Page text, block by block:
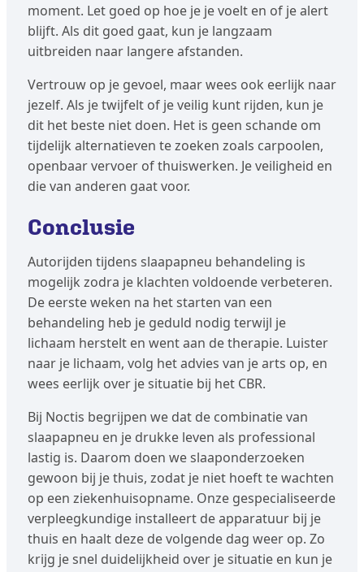
moment. Let goed op hoe je je voelt en of je alert
blijft. Als dit goed gaat, kun je langzaam
uitbreiden naar langere afstanden.
Vertrouw op je gevoel, maar wees ook eerlijk naar
jezelf. Als je twijfelt of je veilig kunt rijden, kun je
dit het beste niet doen. Het is geen schande om
tijdelijk alternatieven te zoeken zoals carpoolen,
openbaar vervoer of thuiswerken. Je veiligheid en
die van anderen gaat voor.
Conclusie
Autorijden tijdens slaapapneu behandeling is
mogelijk zodra je klachten voldoende verbeteren.
De eerste weken na het starten van een
behandeling heb je geduld nodig terwijl je
lichaam herstelt en went aan de therapie. Luister
naar je lichaam, volg het advies van je arts op, en
wees eerlijk over je situatie bij het CBR.
Bij Noctis begrijpen we dat de combinatie van
slaapapneu en je drukke leven als professional
lastig is. Daarom doen we slaaponderzoeken
gewoon bij je thuis, zodat je niet hoeft te wachten
op een ziekenhuisopname. Onze gespecialiseerde
verpleegkundige installeert de apparatuur bij je
thuis en haalt deze de volgende dag weer op. Zo
krijg je snel duidelijkheid over je situatie en kun je